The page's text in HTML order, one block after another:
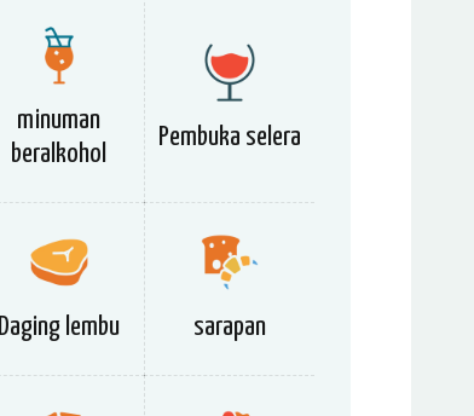
minuman
beralkohol
Pembuka selera
Daging lembu sarapan